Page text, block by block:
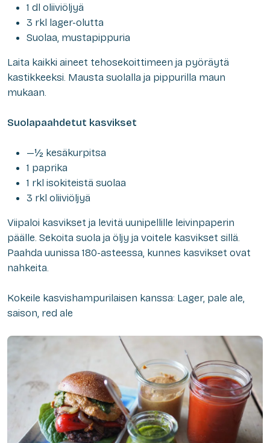
1 dl oliiviöljyä
3 rkl lager-olutta
Suolaa, mustapippuria
Laita kaikki aineet tehosekoittimeen ja pyöräytä
kastikkeeksi. Mausta suolalla ja pippurilla maun
mukaan.
Suolapaahdetut kasvikset
—½ kesäkurpitsa
1 paprika
1 rkl isokiteistä suolaa
3 rkl oliiviöljyä
Viipaloi kasvikset ja levitä uunipellille leivinpaperin
päälle. Sekoita suola ja öljy ja voitele kasvikset sillä.
Paahda uunissa 180-asteessa, kunnes kasvikset ovat
nahkeita.
Kokeile kasvishampurilaisen kanssa: Lager, pale ale,
saison, red ale